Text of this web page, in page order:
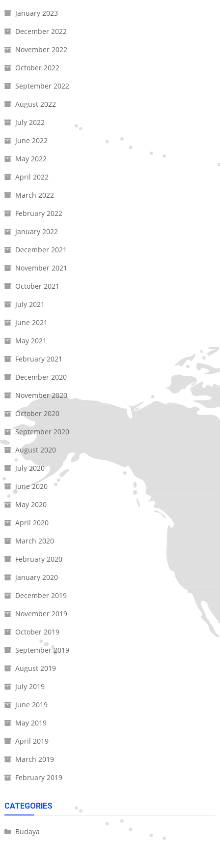
January 2023
December 2022
November 2022
October 2022
September 2022
August 2022
July 2022
June 2022
May 2022
April 2022
March 2022
February 2022
January 2022
December 2021
November 2021
October 2021
July 2021
June 2021
May 2021
February 2021
December 2020
November 2020
October 2020
September 2020
August 2020
July 2020
June 2020
May 2020
April 2020
March 2020
February 2020
January 2020
December 2019
November 2019
October 2019
September 2019
August 2019
July 2019
June 2019
May 2019
April 2019
March 2019
February 2019
CATEGORIES
Budaya